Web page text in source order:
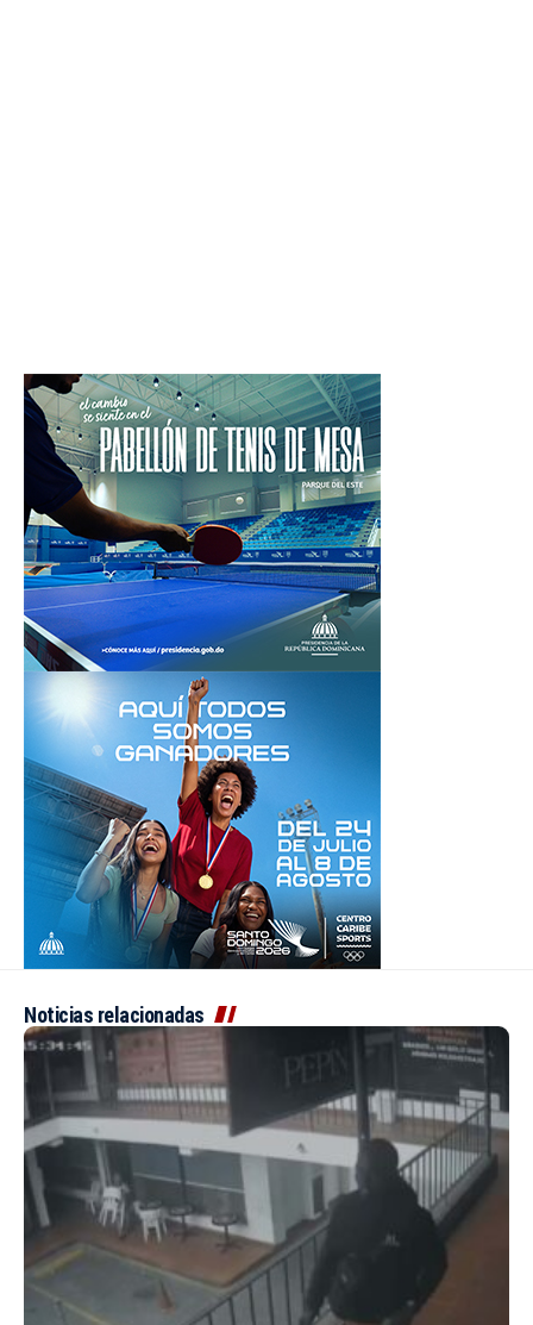
Noticias relacionadas